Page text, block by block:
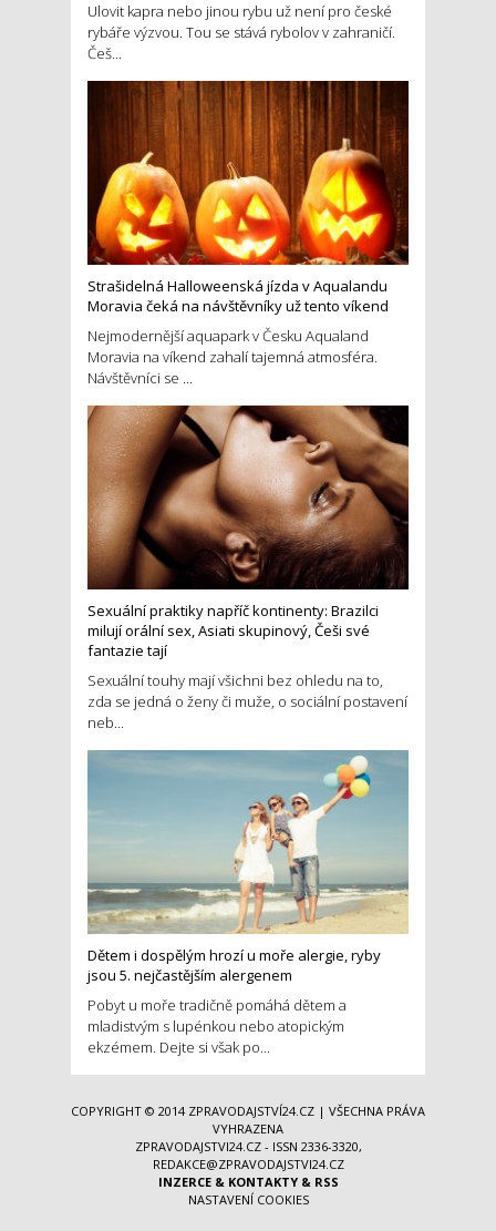
Ulovit kapra nebo jinou rybu už není pro české
rybáře výzvou. Tou se stává rybolov v zahraničí.
Češ...
Strašidelná Halloweenská jízda v Aqualandu
Moravia čeká na návštěvníky už tento víkend
Nejmodernější aquapark v Česku Aqualand
Moravia na víkend zahalí tajemná atmosféra.
Návštěvníci se ...
Sexuální praktiky napříč kontinenty: Brazilci
milují orální sex, Asiati skupinový, Češi své
fantazie tají
Sexuální touhy mají všichni bez ohledu na to,
zda se jedná o ženy či muže, o sociální postavení
neb...
Dětem i dospělým hrozí u moře alergie, ryby
jsou 5. nejčastějším alergenem
Pobyt u moře tradičně pomáhá dětem a
mladistvým s lupénkou nebo atopickým
ekzémem. Dejte si však po...
COPYRIGHT © 2014 ZPRAVODAJSTVÍ24.CZ | VŠECHNA PRÁVA
VYHRAZENA
ZPRAVODAJSTVI24.CZ - ISSN 2336-3320,
REDAKCE@ZPRAVODAJSTVI24.CZ
INZERCE& KONTAKTY& RSS
NASTAVENÍ COOKIES